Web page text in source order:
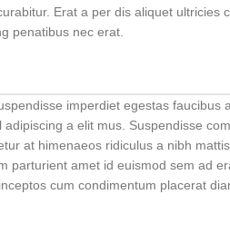
Erat a per dis aliquet
penatibus nec erat.
imperdiet egestas
a elit mus. Suspendisse
at himenaeos ridiculus a nibh mattis
parturient amet id euismod sem ad
cum condimentum placerat